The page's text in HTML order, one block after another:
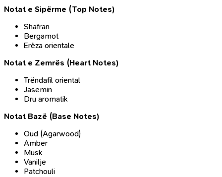
Notat e Sipërme (Top Notes)
Shafran
Bergamot
Erëza orientale
Notat e Zemrës (Heart Notes)
Trëndafil oriental
Jasemin
Dru aromatik
Notat Bazë (Base Notes)
Oud (Agarwood)
Amber
Musk
Vanilje
Patchouli